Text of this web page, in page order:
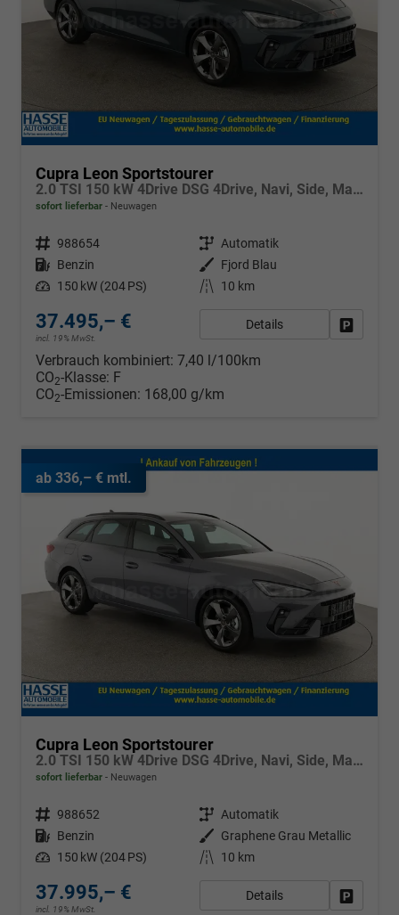
Cupra Leon Sportstourer
2.0 TSI 150 kW 4Drive DSG 4Drive, Navi, Side, Matrix, el. Klappe, 18-Zoll, 5 J.-Garantie
sofort lieferbar Neuwagen
Fahrzeugnr. 988654 Getriebe Automatik
Kraftstoff Benzin Außenfarbe
Fjord Blau
Leistung 150 kW (204 PS) Kilometerstand 10 km
37.495,– €
incl. 19% MwSt.
Details
Verbrauch kombiniert: 7,40 l/100km
CO2-Klasse: F
CO2-Emissionen: 168,00 g/km
ab 336,– € mtl.
Cupra Leon Sportstourer
2.0 TSI 150 kW 4Drive DSG 4Drive, Navi, Side, Matrix, el. Klappe, 18-Zoll, 5 J.-Garantie
sofort lieferbar Neuwagen
Fahrzeugnr. 988652 Getriebe Automatik
Kraftstoff Benzin Außenfarbe
Graphene Grau Metallic
Leistung 150 kW (204 PS) Kilometerstand 10 km
37.995,– €
incl. 19% MwSt.
Details